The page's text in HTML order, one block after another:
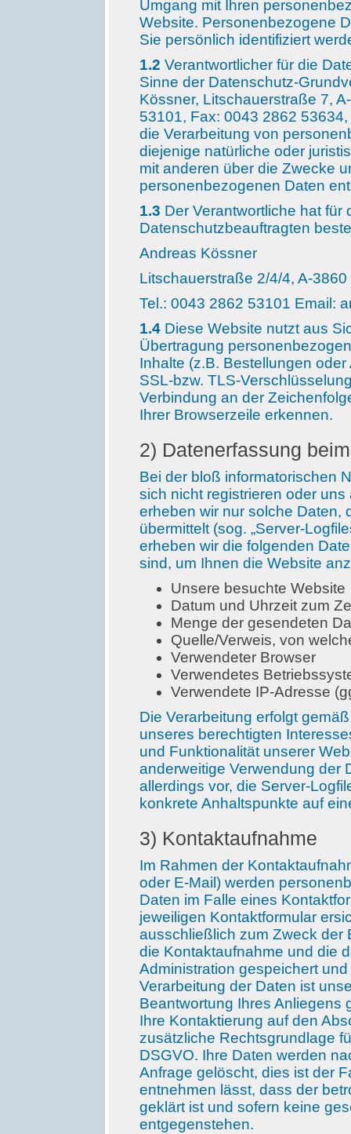
Umgang mit Ihren
Website. Personenbezogene
Sie persönlich identifiziert
1.2 Verantwortlicher für die
Sinne der Datenschutz-
Kössner, Litschauerstraße 7,
53101, Fax: 0043 2862
die Verarbeitung von
diejenige natürliche oder
mit anderen über die Zwecke
personenbezogenen Daten
1.3 Der Verantwortliche hat für
Datenschutzbeauftragten
Andreas Kössner
Litschauerstraße 2/4/4, A-
Tel.: 0043 2862 53101 Email:
1.4 Diese Website nutzt aus
Übertragung
Inhalte (z.B. Bestellungen
SSL-bzw. TLS-
Verbindung an der
Ihrer Browserzeile erkennen.
2) Datenerfassung
Bei der bloß informatorischen
sich nicht registrieren oder
erheben wir nur solche Daten,
übermittelt (sog. „Server-
erheben wir die folgenden
sind, um Ihnen die Website
Unsere besuchte Website
Datum und Uhrzeit zum
Menge der gesendeten
Quelle/Verweis, von
Verwendeter Browser
Verwendetes
Verwendete IP-Adresse
Die Verarbeitung erfolgt
unseres berechtigten
und Funktionalität unserer
anderweitige Verwendung der
allerdings vor, die Server-
konkrete Anhaltspunkte auf
3) Kontaktaufnahme
Im Rahmen der
oder E-Mail) werden
Daten im Falle eines
jeweiligen Kontaktformular
ausschließlich zum Zweck der
die Kontaktaufnahme und die
Administration gespeichert
Verarbeitung der Daten ist
Beantwortung Ihres Anliegens
Ihre Kontaktierung auf den
zusätzliche Rechtsgrundlage
DSGVO. Ihre Daten werden
Anfrage gelöscht, dies ist der
entnehmen lässt, dass der
geklärt ist und sofern keine
entgegenstehen.